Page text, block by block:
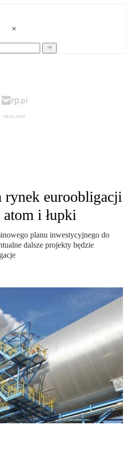
rynek euroobligacji
i łupki
planu inwestycyjnego do
dalsze projekty będzie